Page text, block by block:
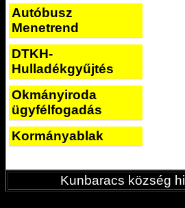
Autóbusz
Menetrend
DTKH-
Hulladékgyűjtés
Okmányiroda
ügyfélfogadás
Kormányablak
Kunbaracs község